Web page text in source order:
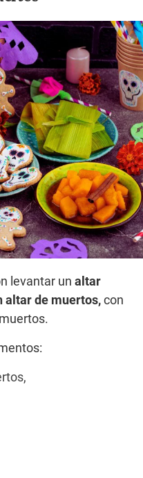
levantar un altar
altar de muertos, con